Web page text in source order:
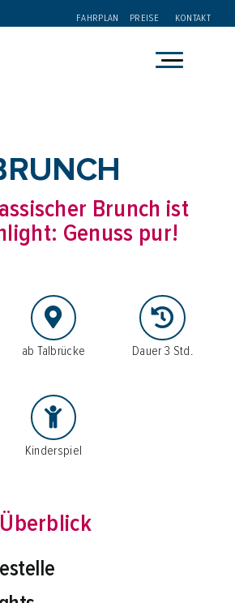
FAHRPLAN PREISE KONTAKT
Brunch ist
Genuss pur!
ab Talbrücke Dauer 3 Std.
Kinderspiel
Fahrplan prüfen
Eventkalender